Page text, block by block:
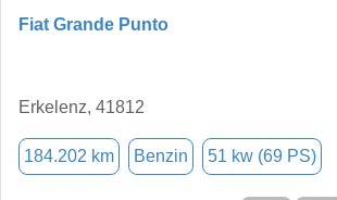
Fiat Grande Punto
Erkelenz, 41812
184.202 km Benzin 51 kw (69 PS)